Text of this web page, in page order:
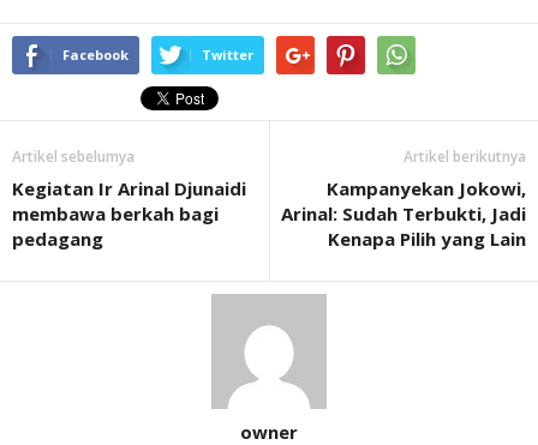
Facebook Twitter
Artikel sebelumya
Kegiatan Ir Arinal Djunaidi
membawa berkah bagi
pedagang
Artikel berikutnya
Kampanyekan Jokowi,
Arinal: Sudah Terbukti, Jadi
Kenapa Pilih yang Lain
owner